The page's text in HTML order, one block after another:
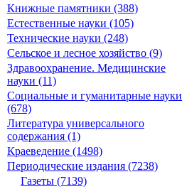
Книжные памятники (388)
Естественные науки (105)
Технические науки (248)
Сельское и лесное хозяйство (9)
Здравоохранение. Медицинские
науки (11)
Социальные и гуманитарные науки
(678)
Литература универсального
содержания (1)
Краеведение (1498)
Периодические издания (7238)
Газеты (7139)